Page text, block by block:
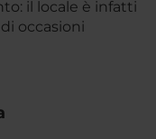
il locale è infatti
occasioni